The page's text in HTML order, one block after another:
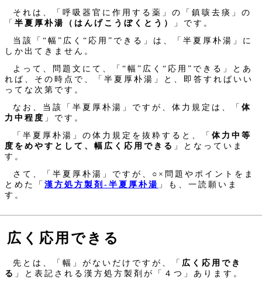
それは、「呼吸器官に作用する薬」の「鎮咳去痰」の
「 半夏厚朴湯（はんげこうぼくとう）
」です。
当該「“幅”広く“応用”できる」は、「半夏厚朴湯」に
しか出てきません。
よって、問題文にて、「“幅”広く“応用”できる」とあ
れば、その時点で、「半夏厚朴湯」と、即答すればいい
ってな次第です。
なお、当該「半夏厚朴湯」ですが、体力規定は、「体
力中程度 」です。
「半夏厚朴湯」の体力規定を抜粋すると、「体力中等
度をめやすとして、幅広く応用できる 」となっていま
す。
さて、「半夏厚朴湯」ですが、○×問題やポイントをま
とめた「 漢方処方製剤‐半夏厚朴湯 」も、一読願いま
す。
広く応用できる
先とは、「幅」がないだけですが、「 広く応用でき
る 」と表記される漢方処方製剤が「４つ」あります。